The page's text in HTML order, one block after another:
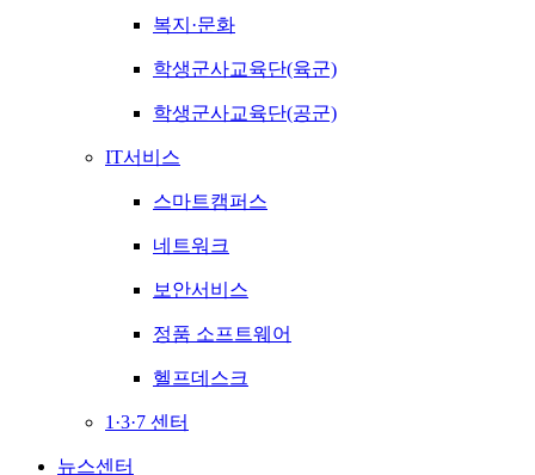
복지·문화
학생군사교육단(육군)
학생군사교육단(공군)
IT서비스
스마트캠퍼스
네트워크
보안서비스
정품 소프트웨어
헬프데스크
1·3·7 센터
뉴스센터